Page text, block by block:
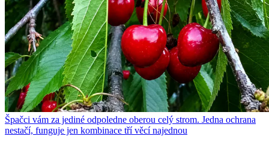
Špačci vám za jediné odpoledne oberou celý strom. Jedna ochrana
nestačí, funguje jen kombinace tří věcí najednou